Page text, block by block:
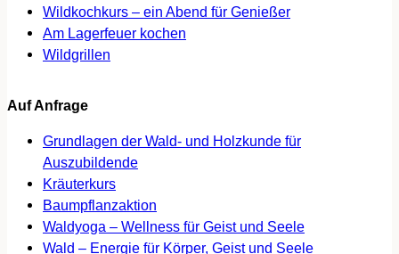
Wildkochkurs – ein Abend für Genießer
Am Lagerfeuer kochen
Wildgrillen
Auf Anfrage
Grundlagen der Wald- und Holzkunde für
Auszubildende
Kräuterkurs
Baumpflanzaktion
Waldyoga – Wellness für Geist und Seele
Wald – Energie für Körper, Geist und Seele